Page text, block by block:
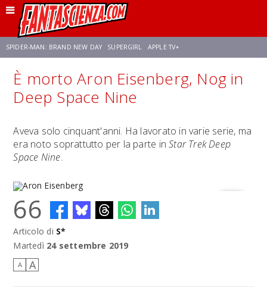
SPIDER-MAN: BRAND NEW DAY SUPERGIRL APPLE TV+
FRANCO RICCIARDIELLO ZENDAYA AVENGERS: DOOMSDAY STAR TREK
È morto Aron Eisenberg, Nog in
Deep Space Nine
Aveva solo cinquant'anni. Ha lavorato in varie serie, ma
era noto soprattutto per la parte inStar Trek Deep
Space Nine.
Aron Eisenberg
66
Articolo di S*
Martedì 24 settembre 2019
A A